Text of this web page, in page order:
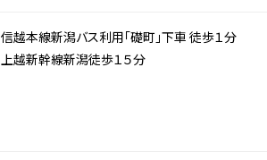
信越本線新潟バス利用「礎町」下車 徒歩１分
上越新幹線新潟徒歩１５分